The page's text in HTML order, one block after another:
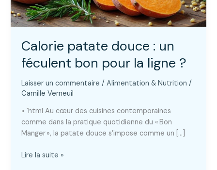
Calorie patate douce : un
féculent bon pour la ligne ?
Laisser un commentaire /Alimentation & Nutrition /
Camille Verneuil
« `html Au cœur des cuisines contemporaines
comme dans la pratique quotidienne du « Bon
Manger », la patate douce s’impose comme un […]
Calorie
Lire la suite »